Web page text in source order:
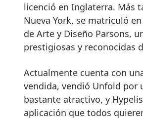
licenció en Inglaterra. Más
Nueva York, se matriculó en
de Arte y Diseño Parsons,
prestigiosas y reconocidas
Actualmente cuenta con
vendida, vendió Unfold por
bastante atractivo, y
aplicación que todos